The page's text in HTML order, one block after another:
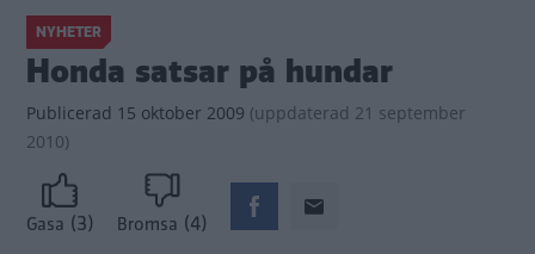
NYHETER
Honda satsar på hundar
Publicerad 15 oktober 2009 (uppdaterad 21 september
2010)
Gasa (3) Bromsa (4)